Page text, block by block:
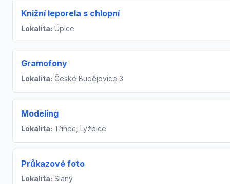
Knižní leporela s chlopní
Lokalita: Úpice
Gramofony
Lokalita: České Budějovice 3
Modeling
Lokalita: Třinec, Lyžbice
Průkazové foto
Lokalita: Slaný